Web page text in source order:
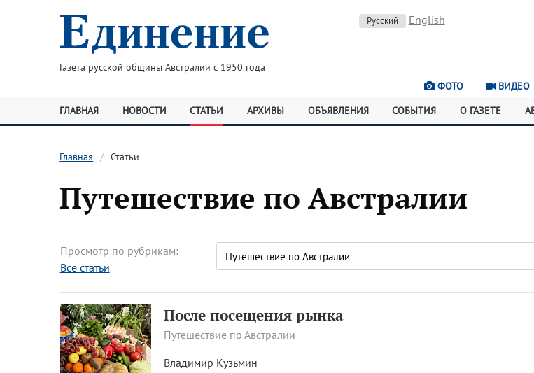
Газета русской общины Австралии с 1950 года
Русский English
ФОТО ВИДЕО
ГЛАВНАЯ НОВОСТИ СТАТЬИ АРХИВЫ ОБЪЯВЛЕНИЯ СОБЫТИЯ О ГАЗЕТЕ
Главная Статьи
Путешествие по Австралии
Просмотр по рубрикам:
Все статьи
После посещения рынка
Путешествие по Австралии
Владимир Кузьмин